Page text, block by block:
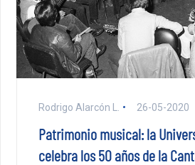
Rodrigo Alarcón L. 26-05-2020
Patrimonio musical: la
celebra los 50 años de la